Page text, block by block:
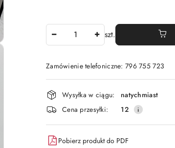
szt.
Zamówienie telefoniczne: 796 755 723
Dostępność
i
dostawa
Wysyłka w ciągu:
natychmiast
Cena przesyłki:
12
Pobierz produkt do PDF